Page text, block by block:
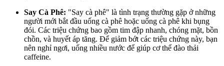
Say Cà Phê: "Say cà phê" là tình trạng thường gặp ở những
người mới bắt đầu uống cà phê hoặc uống cà phê khi bụng
đói. Các triệu chứng bao gồm tim đập nhanh, chóng mặt, bồn
chồn, và huyết áp tăng. Để giảm bớt các triệu chứng này, bạn
nên nghỉ ngơi, uống nhiều nước để giúp cơ thể đào thải
caffeine.